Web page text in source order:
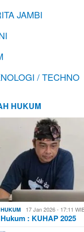
JAMBI
/ TECHNO
HUKUM
17 Jan 2026 - 17:11
: KUHAP 2025